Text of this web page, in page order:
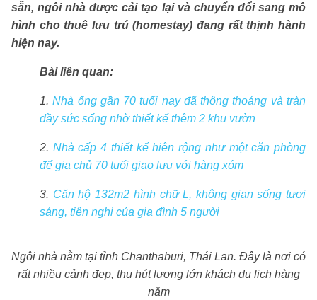
sẵn, ngôi nhà được cải tạo lại và chuyển đổi sang mô
hình cho thuê lưu trú (homestay) đang rất thịnh hành
hiện nay.
Bài liên quan:
1.Nhà ống gần 70 tuổi nay đã thông thoáng và tràn
đầy sức sống nhờ thiết kế thêm 2 khu vườn
2. Nhà cấp 4 thiết kế hiên rộng như một căn phòng
để gia chủ 70 tuổi giao lưu với hàng xóm
3. Căn hộ 132m2 hình chữ L, không gian sống tươi
sáng, tiện nghi của gia đình 5 người
Ngôi nhà nằm tại tỉnh Chanthaburi, Thái Lan. Đây là nơi có
rất nhiều cảnh đẹp, thu hút lượng lớn khách du lịch hàng
năm